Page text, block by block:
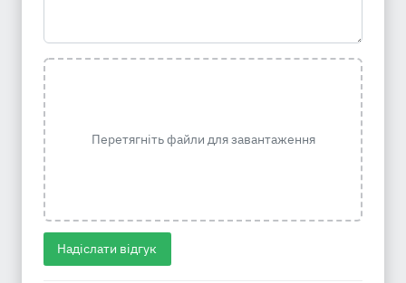
Перетягніть файли для завантаження
Надіслати відгук